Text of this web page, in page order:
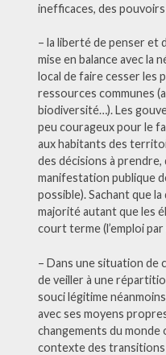
inefficaces, des
– la liberté de penser et
mise en balance avec la
local de faire cesser les
ressources communes
biodiversité…). Les
peu courageux pour le
aux habitants des
des décisions à prendre,
manifestation publique
possible). Sachant que
majorité autant que les
court terme (l’emploi par
– Dans une situation de
de veiller à une
souci légitime
avec ses moyens
changements du monde
contexte des